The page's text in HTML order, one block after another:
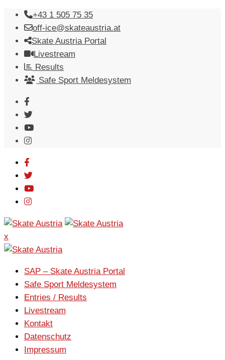
Skip
content
+43 1 505 75 35
off-ice@skateaustria.at
Skate Austria Portal
Livestream
Results
Safe Sport Meldesystem
x
SAP – Skate Austria Portal
Safe Sport Meldesystem
Entries / Results
Livestream
Kontakt
Datenschutz
Impressum